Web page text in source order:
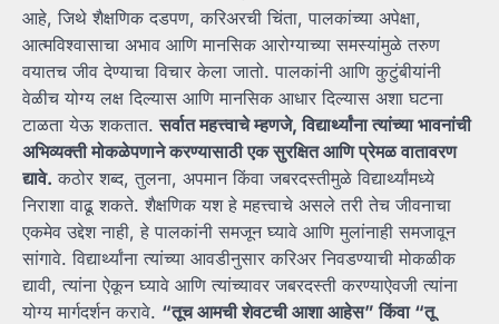
आहे, जिथे शैक्षणिक दडपण, करिअरची चिंता, पालकांच्या अपेक्षा,
आत्मविश्वासाचा अभाव आणि मानसिक आरोग्याच्या समस्यांमुळे तरुण
वयातच जीव देण्याचा विचार केला जातो. पालकांनी आणि कुटुंबीयांनी
वेळीच योग्य लक्ष दिल्यास आणि मानसिक आधार दिल्यास अशा घटना
टाळता येऊ शकतात.सर्वातमहत्त्वाचेम्हणजे,विद्यार्थ्यांनात्यांच्याभावनांची
अभिव्यक्तीमोकळेपणानेकरण्यासाठीएकसुरक्षितआणिप्रेमळवातावरण
द्यावे. कठोर शब्द, तुलना, अपमान किंवा जबरदस्तीमुळे विद्यार्थ्यांमध्ये
निराशा वाढू शकते. शैक्षणिक यश हे महत्त्वाचे असले तरी तेच जीवनाचा
एकमेव उद्देश नाही, हे पालकांनी समजून घ्यावे आणि मुलांनाही समजावून
सांगावे. विद्यार्थ्यांना त्यांच्या आवडीनुसार करिअर निवडण्याची मोकळीक
द्यावी, त्यांना ऐकून घ्यावे आणि त्यांच्यावर जबरदस्ती करण्याऐवजी त्यांना
योग्य मार्गदर्शन करावे. “तूचआमचीशेवटचीआशाआहेस”किंवा “तू